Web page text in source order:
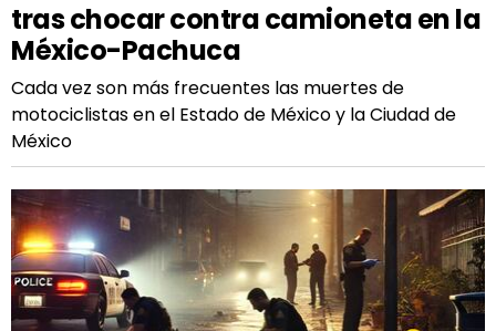
tras chocar contra camioneta en la
México-Pachuca
Cada vez son más frecuentes las muertes de
motociclistas en el Estado de México y la Ciudad de
México